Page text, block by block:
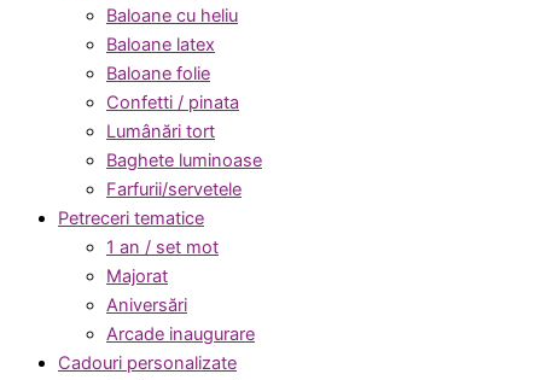
Baloane cu heliu
Baloane latex
Baloane folie
Confetti / pinata
Lumânări tort
Baghete luminoase
Farfurii/servetele
Petreceri tematice
1 an / set mot
Majorat
Aniversări
Arcade inaugurare
Cadouri personalizate